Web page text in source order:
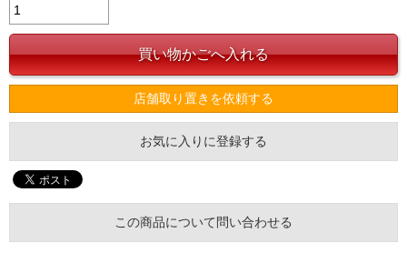
店舗取り置きを依頼する
お気に入りに登録する
この商品について問い合わせる